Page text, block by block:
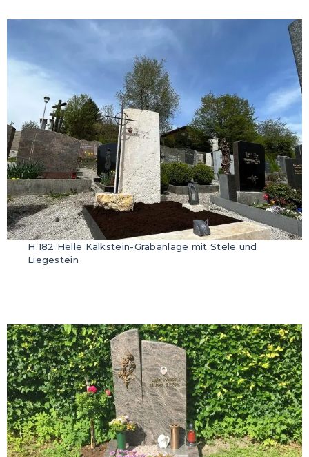
H 182 Helle Kalkstein-Grabanlage mit Stele und
Liegestein